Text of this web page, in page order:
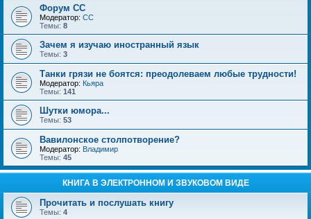
Форум СС
Модератор: CC
Темы: 8
Зачем я изучаю иностранный язык
Темы: 3
Танки грязи не боятся: преодолеваем любые трудности!
Модератор: Кьяра
Темы: 141
Шутки юмора...
Темы: 53
Вавилонское столпотворение?
Модератор: Владимир
Темы: 45
КНИГА В ЭЛЕКТРОННОМ И ЗВУКОВОМ ВИДЕ
Прочитать и послушать книгу
Темы: 4